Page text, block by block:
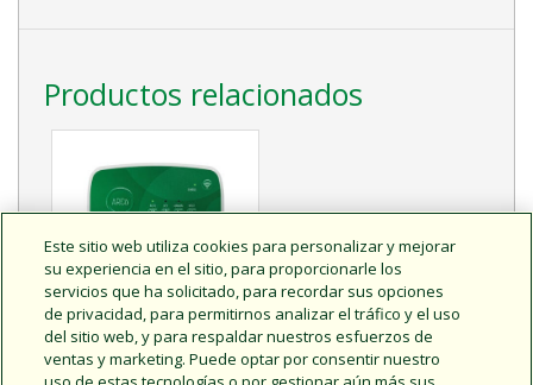
Productos relacionados
ARC Series Smart
Irrigation Controllers
Este sitio web utiliza cookies para personalizar y mejorar
su experiencia en el sitio, para proporcionarle los
servicios que ha solicitado, para recordar sus opciones
de privacidad, para permitirnos analizar el tráfico y el uso
del sitio web, y para respaldar nuestros esfuerzos de
ventas y marketing. Puede optar por consentir nuestro